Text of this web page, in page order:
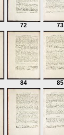
72 73
84 85